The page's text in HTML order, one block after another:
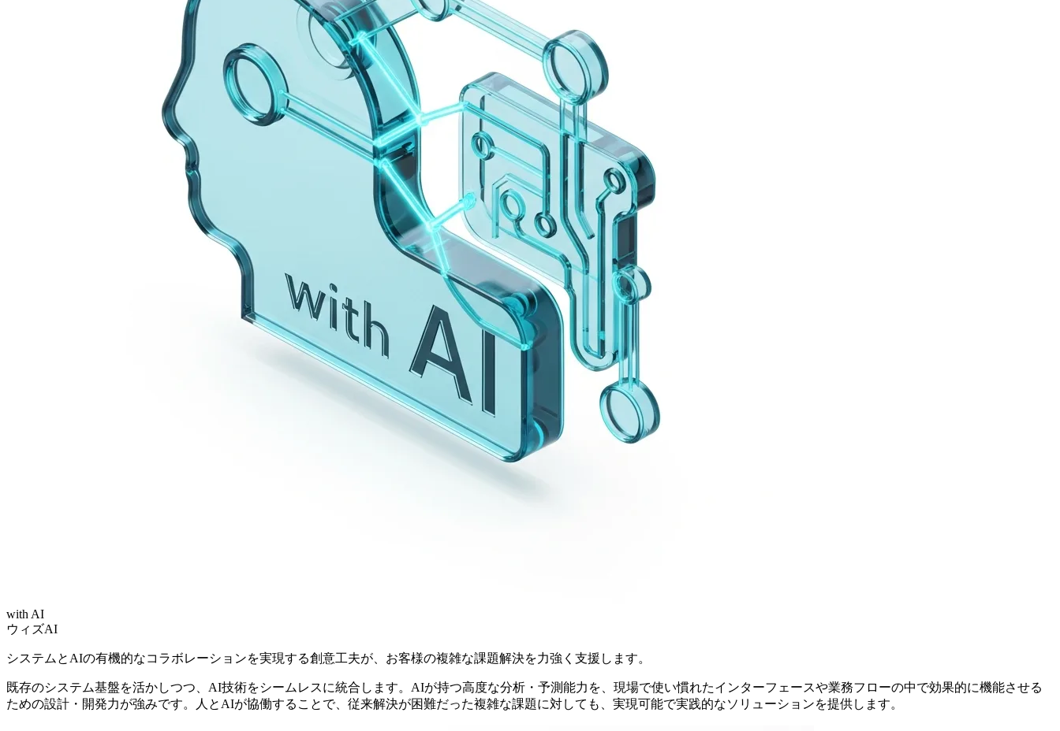
with AI
ウィズAI
システムとAIの有機的なコラボレーションを実現する創意工夫が、お客様の複雑な課題解決を力強く支援します。
既存のシステム基盤を活かしつつ、AI技術をシームレスに統合します。AIが持つ高度な分析・予測能力を、現場で使い慣れたインターフェースや業務フローの中で効果的に機能させる
ための設計・開発力が強みです。人とAIが協働することで、従来解決が困難だった複雑な課題に対しても、実現可能で実践的なソリューションを提供します。